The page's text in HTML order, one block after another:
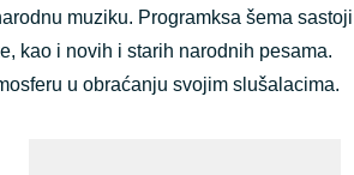
muziku. Programksa šema sastoji
kao i novih i starih narodnih pesama.
u obraćanju svojim slušalacima.